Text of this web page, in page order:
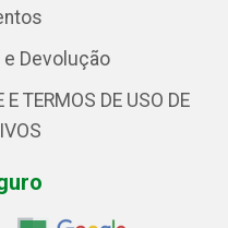
Devolução
TERMOS DE USO DE